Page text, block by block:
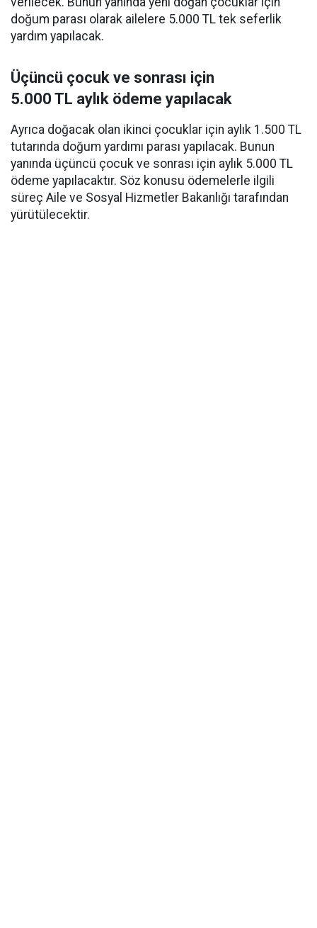
doğum parası olarak ailelere 5.000 TL tek seferlik
yardım yapılacak.
Üçüncü çocuk ve sonrası için
5.000 TL aylık ödeme yapılacak
Ayrıca doğacak olan ikinci çocuklar için aylık 1.500 TL
tutarında doğum yardımı parası yapılacak. Bunun
yanında üçüncü çocuk ve sonrası için aylık 5.000 TL
ödeme yapılacaktır. Söz konusu ödemelerle ilgili
süreç Aile ve Sosyal Hizmetler Bakanlığı tarafından
yürütülecektir.